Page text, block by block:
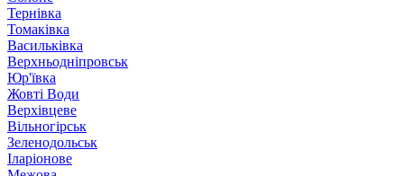
Тернівка
Томаківка
Васильківка
Верхньодніпровськ
Юр'ївка
Жовті Води
Верхівцеве
Вільногірськ
Зеленодольськ
Іларіонове